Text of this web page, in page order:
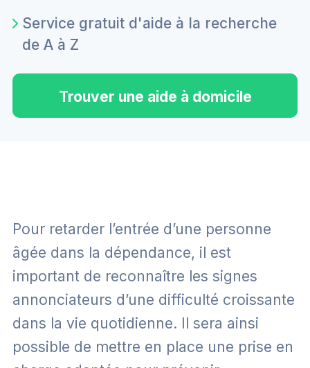
Service gratuit d'aide à la recherche
de A à Z
Trouver une aide à domicile
Pour retarder l’entrée d’une personne
âgée dans la dépendance, il est
important de reconnaître les signes
annonciateurs d’une difficulté croissante
dans la vie quotidienne. Il sera ainsi
possible de mettre en place une prise en